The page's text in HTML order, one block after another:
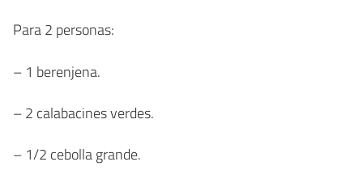
Para 2 personas:
– 1 berenjena.
– 2 calabacines verdes.
– 1/2 cebolla grande.